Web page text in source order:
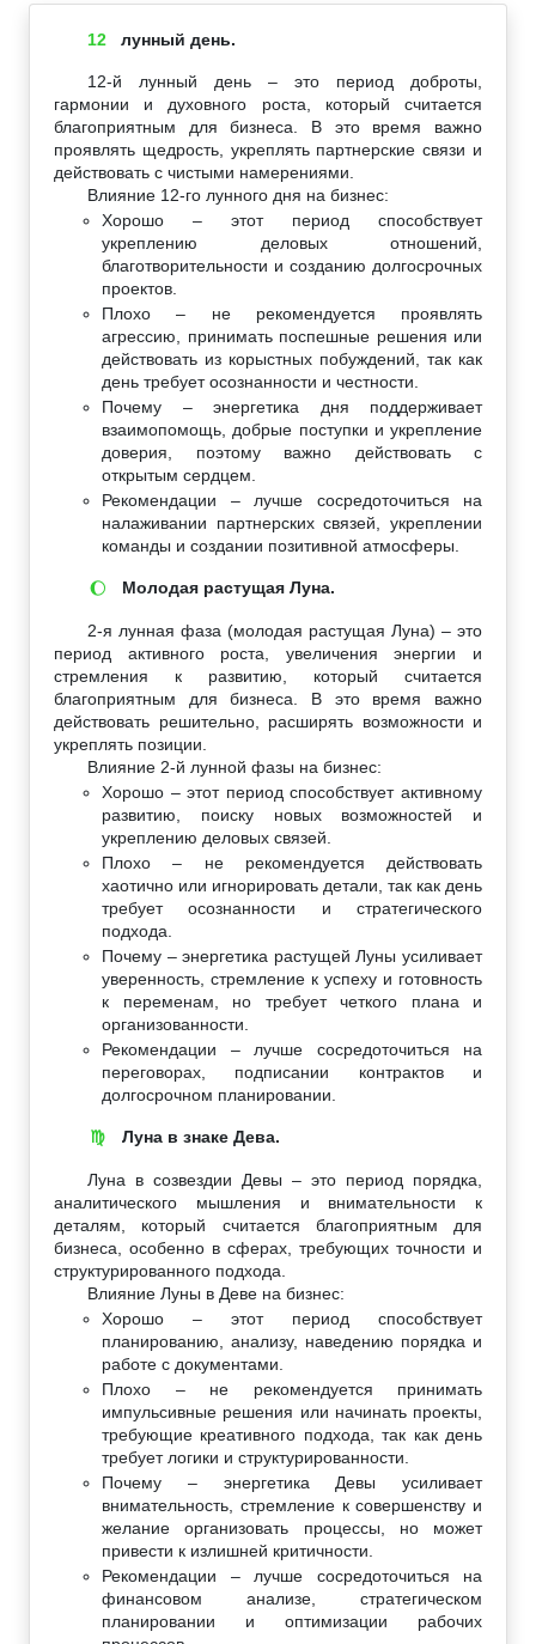
12 лунный день.
12-й лунный день – это период доброты,
гармонии и духовного роста, который считается
благоприятным для бизнеса. В это время важно
проявлять щедрость, укреплять партнерские связи и
действовать с чистыми намерениями.
Влияние 12-го лунного дня на бизнес:
Хорошо – этот период способствует
укреплению деловых отношений,
благотворительности и созданию долгосрочных
проектов.
Плохо – не рекомендуется проявлять
агрессию, принимать поспешные решения или
действовать из корыстных побуждений, так как
день требует осознанности и честности.
Почему – энергетика дня поддерживает
взаимопомощь, добрые поступки и укрепление
доверия, поэтому важно действовать с
открытым сердцем.
Рекомендации – лучше сосредоточиться на
налаживании партнерских связей, укреплении
команды и создании позитивной атмосферы.
🌔 Молодая растущая Луна.
2-я лунная фаза (молодая растущая Луна) – это
период активного роста, увеличения энергии и
стремления к развитию, который считается
благоприятным для бизнеса. В это время важно
действовать решительно, расширять возможности и
укреплять позиции.
Влияние 2-й лунной фазы на бизнес:
Хорошо – этот период способствует активному
развитию, поиску новых возможностей и
укреплению деловых связей.
Плохо – не рекомендуется действовать
хаотично или игнорировать детали, так как день
требует осознанности и стратегического
подхода.
Почему – энергетика растущей Луны усиливает
уверенность, стремление к успеху и готовность
к переменам, но требует четкого плана и
организованности.
Рекомендации – лучше сосредоточиться на
переговорах, подписании контрактов и
долгосрочном планировании.
♍ Луна в знаке Дева.
Луна в созвездии Девы – это период порядка,
аналитического мышления и внимательности к
деталям, который считается благоприятным для
бизнеса, особенно в сферах, требующих точности и
структурированного подхода.
Влияние Луны в Деве на бизнес:
Хорошо – этот период способствует
планированию, анализу, наведению порядка и
работе с документами.
Плохо – не рекомендуется принимать
импульсивные решения или начинать проекты,
требующие креативного подхода, так как день
требует логики и структурированности.
Почему – энергетика Девы усиливает
внимательность, стремление к совершенству и
желание организовать процессы, но может
привести к излишней критичности.
Рекомендации – лучше сосредоточиться на
финансовом анализе, стратегическом
планировании и оптимизации рабочих